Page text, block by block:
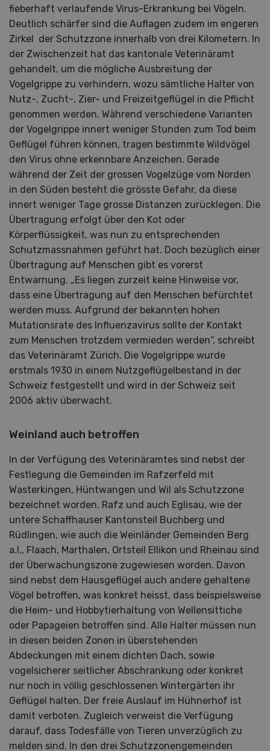
fieberhaft verlaufende Virus-Erkrankung bei Vögeln.
Deutlich schärfer sind die Auflagen zudem im engeren
Zirkel der Schutzzone innerhalb von drei Kilometern. In
der Zwischenzeit hat das kantonale Veterinäramt
gehandelt, um die mögliche Ausbreitung der
Vogelgrippe zu verhindern, wozu sämtliche Halter von
Nutz-, Zucht-, Zier- und Freizeitgeflügel in die Pflicht
genommen werden. Während verschiedene Varianten
der Vogelgrippe innert weniger Stunden zum Tod beim
Geflügel führen können, tragen bestimmte Wildvögel
den Virus ohne erkennbare Anzeichen. Gerade
während der Zeit der grossen Vogelzüge vom Norden
in den Süden besteht die grösste Gefahr, da diese
innert weniger Tage grosse Distanzen zurücklegen. Die
Übertragung erfolgt über den Kot oder
Körperflüssigkeit, was nun zu entsprechenden
Schutzmassnahmen geführt hat. Doch bezüglich einer
Übertragung auf Menschen gibt es vorerst
Entwarnung. „Es liegen zurzeit keine Hinweise vor,
dass eine Übertragung auf den Menschen befürchtet
werden muss. Aufgrund der bekannten hohen
Mutationsrate des Influenzavirus sollte der Kontakt
zum Menschen trotzdem vermieden werden“, schreibt
das Veterinäramt Zürich. Die Vogelgrippe wurde
erstmals 1930 in einem Nutzgeflügelbestand in der
Schweiz festgestellt und wird in der Schweiz seit
2006 aktiv überwacht.
Weinland auch betroffen
In der Verfügung des Veterinäramtes sind nebst der
Festlegung die Gemeinden im Rafzerfeld mit
Wasterkingen, Hüntwangen und Wil als Schutzzone
bezeichnet worden. Rafz und auch Eglisau, wie der
untere Schaffhauser Kantonsteil Buchberg und
Rüdlingen, wie auch die Weinländer Gemeinden Berg
a.I., Flaach, Marthalen, Ortsteil Ellikon und Rheinau sind
der Überwachungszone zugewiesen worden. Davon
sind nebst dem Hausgeflügel auch andere gehaltene
Vögel betroffen, was konkret heisst, dass beispielsweise
die Heim- und Hobbytierhaltung von Wellensittiche
oder Papageien betroffen sind. Alle Halter müssen nun
in diesen beiden Zonen in überstehenden
Abdeckungen mit einem dichten Dach, sowie
vogelsicherer seitlicher Abschrankung oder konkret
nur noch in völlig geschlossenen Wintergärten ihr
Geflügel halten. Der freie Auslauf im Hühnerhof ist
damit verboten. Zugleich verweist die Verfügung
darauf, dass Todesfälle von Tieren unverzüglich zu
melden sind. In den drei Schutzzonengemeinden